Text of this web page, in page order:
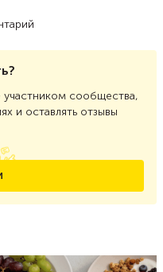
участником сообщества,
и оставлять отзывы